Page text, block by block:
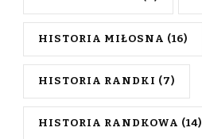
HISTORIA MIŁOSNA (16)
HISTORIA RANDKI (7)
HISTORIA RANDKOWA (14)